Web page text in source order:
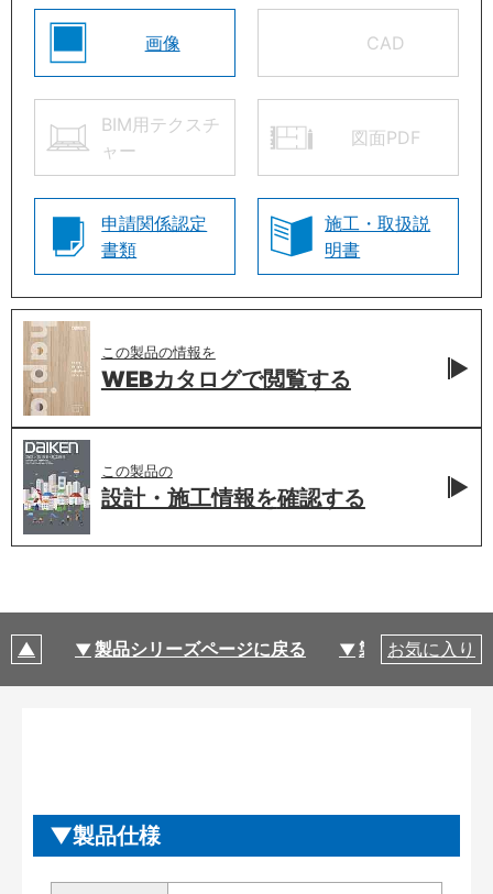
画像 CAD
BIM用テクスチ
ャー
図面PDF
申請関係認定
書類
施工・取扱説
明書
この製品の情報を
WEBカタログで閲覧する
この製品の
設計・施工情報を確認する
製品シリーズページに戻る 製品仕様
お気に入り
製品仕様